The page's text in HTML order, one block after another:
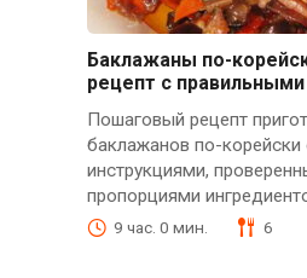
Баклажаны по-
рецепт с
Пошаговый рецепт
баклажанов по-
инструкциями,
пропорциями
9 час. 0 мин. 6